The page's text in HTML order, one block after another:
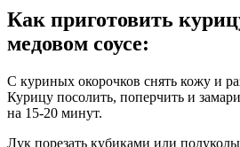
Как приготовить
медовом соусе:
С куриных окорочков снять кожу и
Курицу посолить, поперчить и
на 15-20 минут.
Лук порезать кубиками или